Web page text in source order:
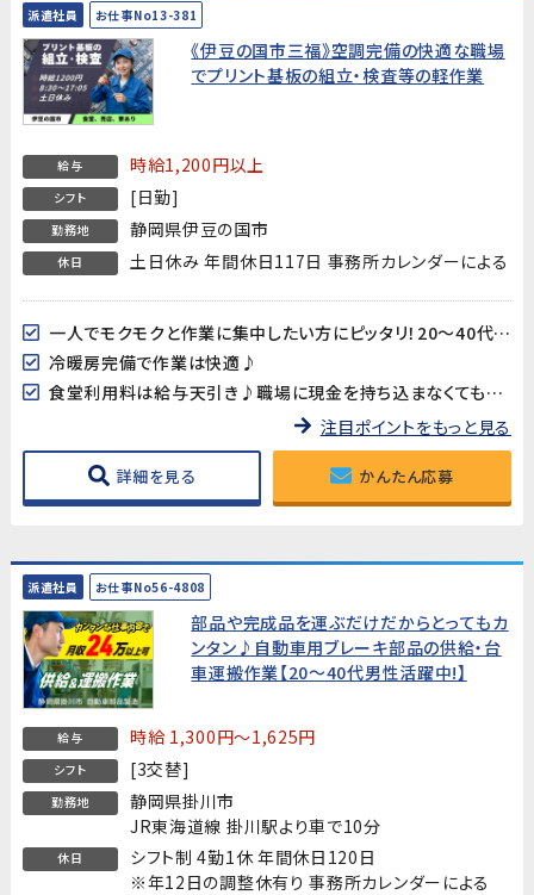
派遣社員 お仕事No13-381
《伊豆の国市三福》空調完備の快適な職場
でプリント基板の組立・検査等の軽作業
給与 時給1,200円以上
シフト [日勤]
勤務地 静岡県伊豆の国市
休日 土日休み 年間休日117日 事務所カレンダーによる
一人でモクモクと作業に集中したい方にピッタリ！20～40代男女多数活躍中!!
冷暖房完備で作業は快適♪
食堂利用料は給与天引き♪職場に現金を持ち込まなくても大丈夫♪
注目ポイントをもっと見る
詳細を見る かんたん応募
派遣社員 お仕事No56-4808
部品や完成品を運ぶだけだからとってもカ
ンタン♪自動車用ブレーキ部品の供給・台
車運搬作業【20～40代男性活躍中!】
給与 時給 1,300円～1,625円
シフト [3交替]
勤務地
静岡県掛川市
JR東海道線 掛川駅より車で10分
休日
シフト制 4勤1休 年間休日120日
※年12日の調整休有り 事務所カレンダーによる